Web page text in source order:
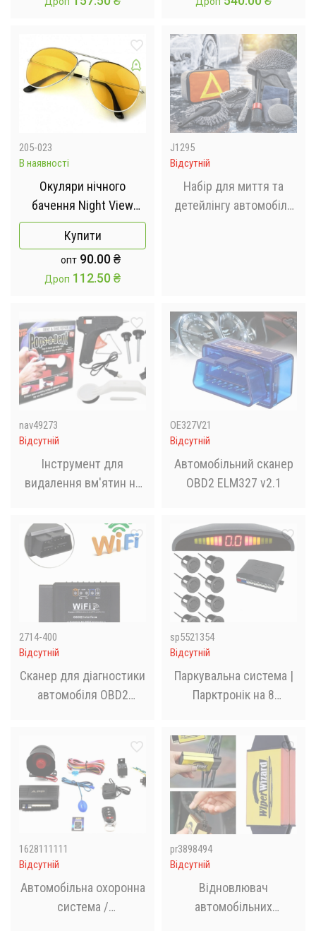
Універсальний
205-023
В наявності
Окуляри нічного
бачення Night View
Glasses
Купити
опт 90.00₴
Дроп 112.50₴
J1295
Відсутній
Набір для миття та
детейлінгу автомобіля
nav49273
Відсутній
Інструмент для
видалення вм'ятин на
фарбування Pops-A-
Dent
ОЕ327V21
Відсутній
Автомобільний сканер
OBD2 ELM327 v2.1
2714-400
Відсутній
Сканер для діагностики
автомобіля OBD2
sp5521354
Відсутній
Паркувальна система |
Парктронік на 8
Parking
1628111111
Відсутній
Автомобільна охоронна
система /
pr3898494
Відсутній
Відновлювач
автомобільних